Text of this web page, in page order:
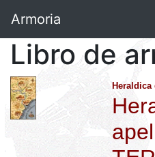
Armoria
Libro de